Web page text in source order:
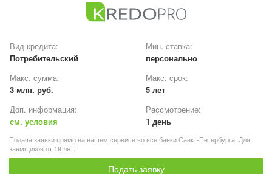
Вид кредита:
Потребительский
Мин. ставка:
персонально
Макс. сумма:
3 млн. руб.
Макс. срок:
5 лет
Доп. информация:
см. условия
Рассмотрение:
1 день
Подача заявки прямо на нашем сервисе во все банки Санкт-Петербурга. Для
заемщиков от 19 лет.
Подать заявку